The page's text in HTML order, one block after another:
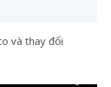
và thay đổi